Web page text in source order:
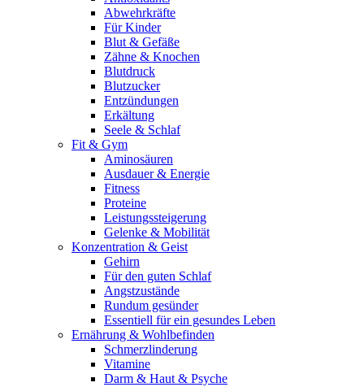
Abwehrkräfte
Für Kinder
Blut & Gefäße
Zähne & Knochen
Blutdruck
Blutzucker
Entzündungen
Erkältung
Seele & Schlaf
Fit & Gym
Aminosäuren
Ausdauer & Energie
Fitness
Proteine
Leistungssteigerung
Gelenke & Mobilität
Konzentration & Geist
Gehirn
Für den guten Schlaf
Angstzustände
Rundum gesünder
Essentiell für ein gesundes Leben
Ernährung & Wohlbefinden
Schmerzlinderung
Vitamine
Darm & Haut & Psyche